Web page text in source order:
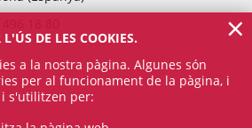
DE LES COOKIES.
a la nostra pàgina. Algunes són
per al funcionament de la pàgina, i
s'utilitzen per:
×